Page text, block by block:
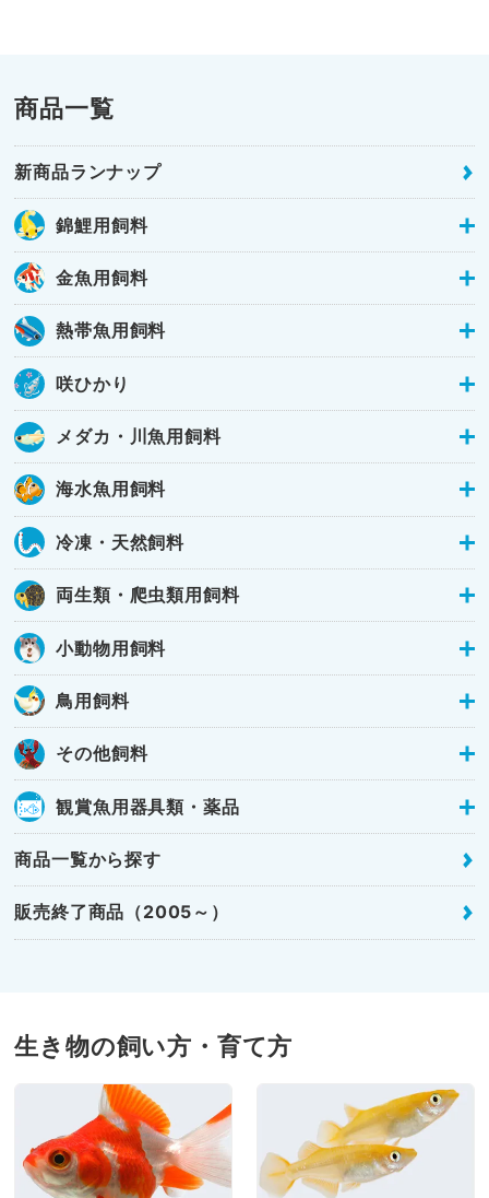
商品一覧
新商品ランナップ
錦鯉用飼料
金魚用飼料
熱帯魚用飼料
咲ひかり
メダカ・川魚用飼料
海水魚用飼料
冷凍・天然飼料
両生類・爬虫類用飼料
小動物用飼料
鳥用飼料
その他飼料
観賞魚用器具類・薬品
商品一覧から探す
販売終了商品（2005～）
生き物の飼い方・育て方